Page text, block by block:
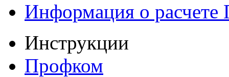
Информация о
Инструкции
Профком